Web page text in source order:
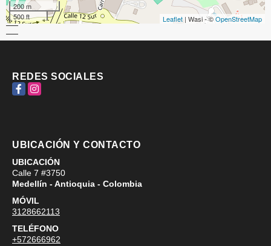
200 m
500 ft
Leaflet | Wasi - ©OpenStreetMap
REDES SOCIALES
FacebookInstagram
UBICACIÓN Y CONTACTO
UBICACIÓN
Calle 7 #3750
Medellín - Antioquia - Colombia
MÓVIL
3128662113
TELÉFONO
+572666962